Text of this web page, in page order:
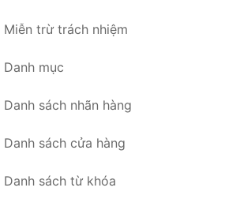
Miễn trừ trách nhiệm
Danh mục
Danh sách nhãn hàng
Danh sách cửa hàng
Danh sách từ khóa